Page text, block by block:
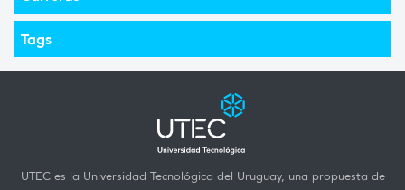
Tags
UTEC es la Universidad Tecnológica del Uruguay, una propuesta de